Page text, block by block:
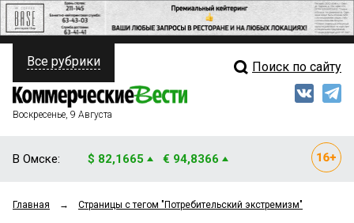
ПОЛИТИКА
ФИНАНСЫ
ОБЩЕСТВО
Свежий выпуск
Мнения
Все рубрики Поиск по сайту
Воскресенье, 9 Августа
В Омске: $ 82,1665 € 94,8366
Главная → Страницы c тегом "Потребительский экстремизм"